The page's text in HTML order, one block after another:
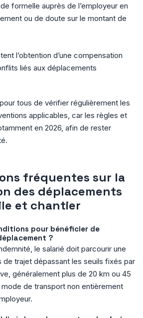
formelle auprès de l’employeur en
ou de doute sur le montant de
l’obtention d’une compensation
liés aux déplacements
tous de vérifier régulièrement les
applicables, car les règles et
en 2026, afin de rester
fréquentes sur la
des déplacements
et chantier
pour bénéficier de
?
le salarié doit parcourir une
de trajet dépassant les seuils fixés par
généralement plus de 20 km ou 45
de transport non entièrement